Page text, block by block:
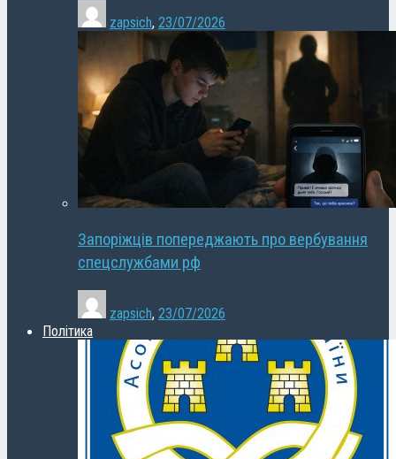
zapsich, 23/07/2026
Запоріжців попереджають про вербування
спецслужбами рф
zapsich, 23/07/2026
Політика